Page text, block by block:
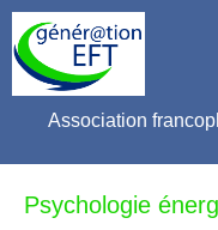
Association
Psychologie